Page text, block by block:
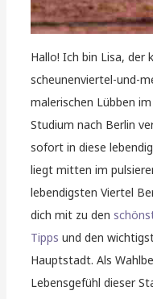
Hallo! Ich bin Lisa, der
scheunenviertel-und-
malerischen Lübben
Studium nach Berlin
sofort in diese
liegt mitten im
lebendigsten Viertel
dich mit zu den
Tipps und den
Hauptstadt. Als
Lebensgefühl dieser